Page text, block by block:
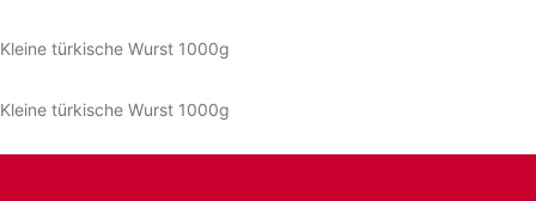
Kleine türkische Wurst 1000g
Kleine türkische Wurst 1000g